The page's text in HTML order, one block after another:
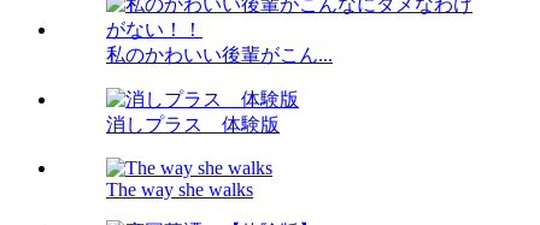
私のかわいい後輩がこん...
消しプラス 体験版
The way she walks